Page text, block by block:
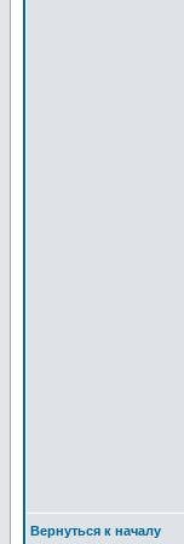
Вернуться к началу